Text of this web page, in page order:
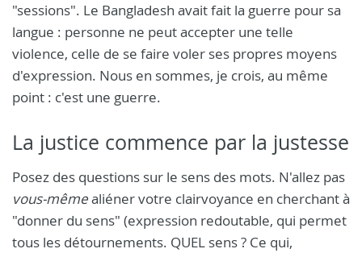
"sessions". Le Bangladesh avait fait la guerre pour sa
langue : personne ne peut accepter une telle
violence, celle de se faire voler ses propres moyens
d'expression. Nous en sommes, je crois, au même
point : c'est une guerre.
La justice commence par la justesse
Posez des questions sur le sens des mots. N'allez pas
vous-mêmealiéner votre clairvoyance en cherchant à
"donner du sens" (expression redoutable, qui permet
tous les détournements. QUEL sens ? Ce qui,